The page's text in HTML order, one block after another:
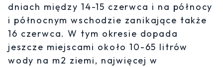
dniach między 14-15 czerwca i na północy
i północnym wschodzie zanikające także
16 czerwca. W tym okresie dopada
jeszcze miejscami około 10-65 litrów
wody na m2 ziemi, najwięcej w